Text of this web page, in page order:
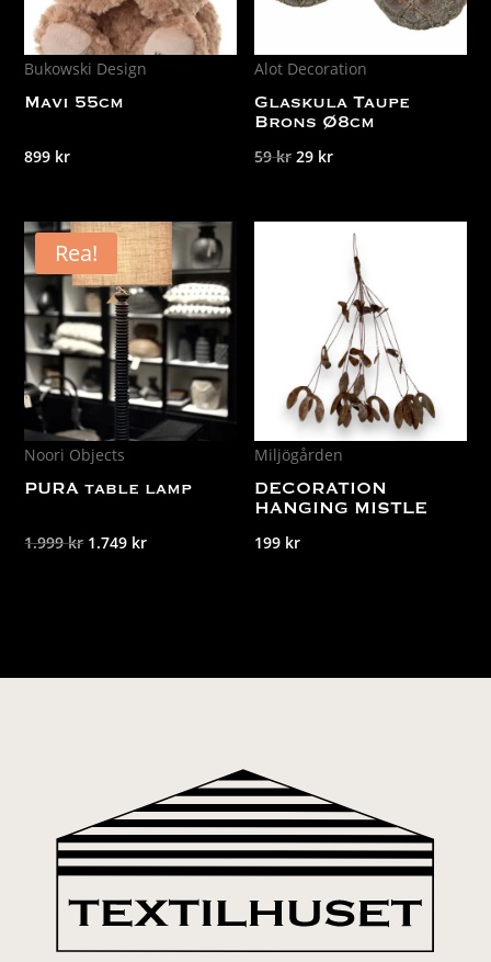
Bukowski Design
Mavi 55cm
899 kr
Alot Decoration
Glaskula Taupe
Brons Ø8cm
59kr Det
29 krDet
29 kr.
Rea!
Noori Objects
PURA table lamp
1.999kr Det
1.749 krDet
Miljögården
DECORATION
HANGING MISTLE
199 kr